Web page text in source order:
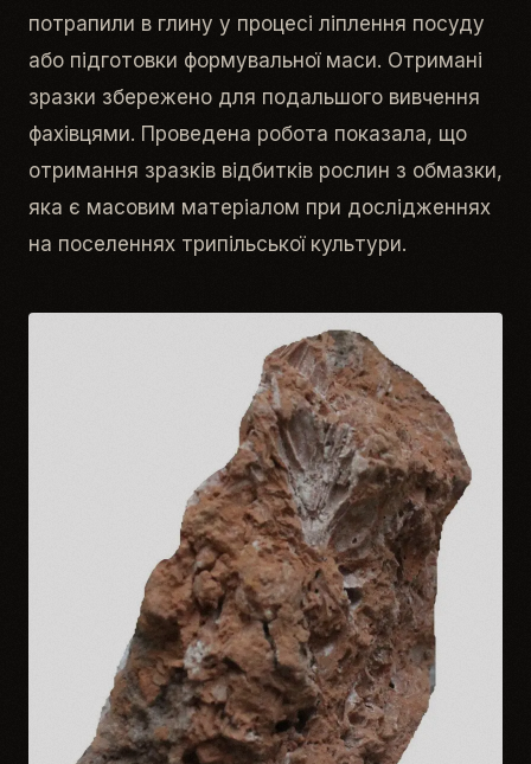
потрапили в глину у процесі ліплення посуду
або підготовки формувальної маси. Отримані
зразки збережено для подальшого вивчення
фахівцями. Проведена робота показала, що
отримання зразків відбитків рослин з обмазки,
яка є масовим матеріалом при дослідженнях
на поселеннях трипільської культури.